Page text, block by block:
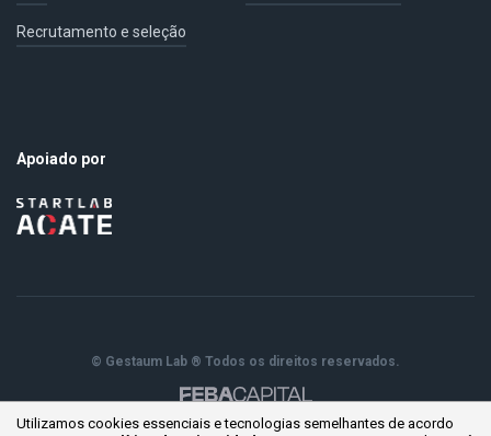
Recrutamento e seleção
Apoiado por
© Gestaum Lab ® Todos os direitos reservados.
Utilizamos cookies essenciais e tecnologias semelhantes de acordo